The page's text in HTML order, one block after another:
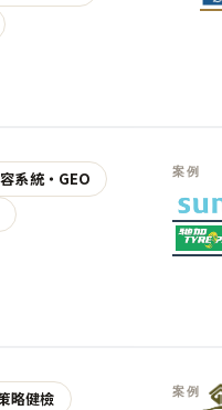
系統・GEO
案例
略健檢 案例